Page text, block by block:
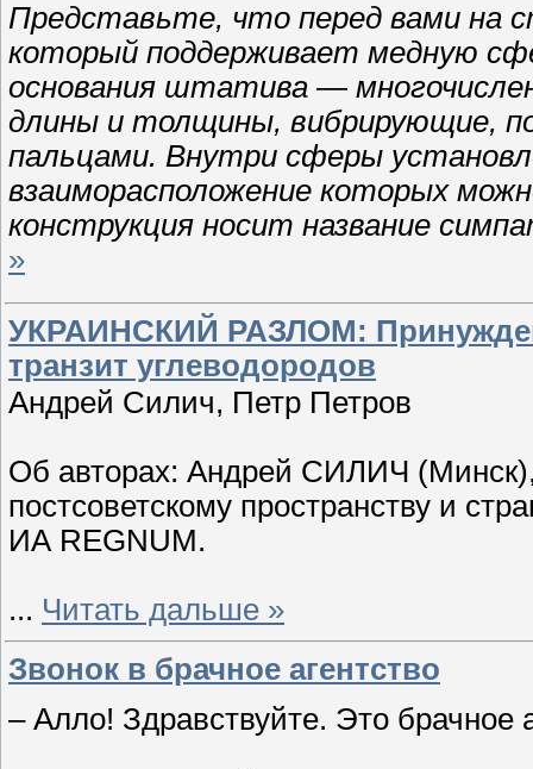
Представьте, что перед вами на
который поддерживает медную
основания штатива —
длины и толщины, вибрирующие,
пальцами. Внутри сферы
взаиморасположение которых
конструкция носит название
»
УКРАИНСКИЙ РАЗЛОМ:
транзит углеводородов
Андрей Силич, Петр Петров
Об авторах: Андрей СИЛИЧ
постсоветскому пространству и
ИА REGNUM.
... Читать дальше »
Звонок в брачное агентство
– Алло! Здравствуйте. Это брачное